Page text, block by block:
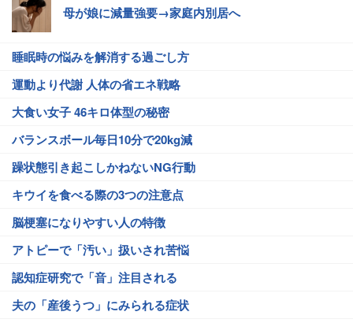
母が娘に減量強要→家庭内別居へ
睡眠時の悩みを解消する過ごし方
運動より代謝 人体の省エネ戦略
大食い女子 46キロ体型の秘密
バランスボール毎日10分で20kg減
躁状態引き起こしかねないNG行動
キウイを食べる際の3つの注意点
脳梗塞になりやすい人の特徴
アトピーで「汚い」扱いされ苦悩
認知症研究で「音」注目される
夫の「産後うつ」にみられる症状